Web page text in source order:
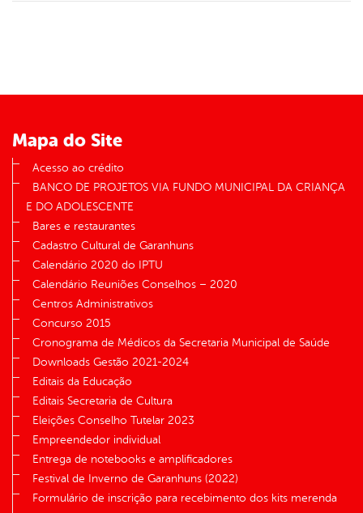
Mapa do Site
Acesso ao crédito
BANCO DE PROJETOS VIA FUNDO MUNICIPAL DA CRIANÇA
E DO ADOLESCENTE
Bares e restaurantes
Cadastro Cultural de Garanhuns
Calendário 2020 do IPTU
Calendário Reuniões Conselhos – 2020
Centros Administrativos
Concurso 2015
Cronograma de Médicos da Secretaria Municipal de Saúde
Downloads Gestão 2021-2024
Editais da Educação
Editais Secretaria de Cultura
Eleições Conselho Tutelar 2023
Empreendedor individual
Entrega de notebooks e amplificadores
Festival de Inverno de Garanhuns (2022)
Formulário de inscrição para recebimento dos kits merenda